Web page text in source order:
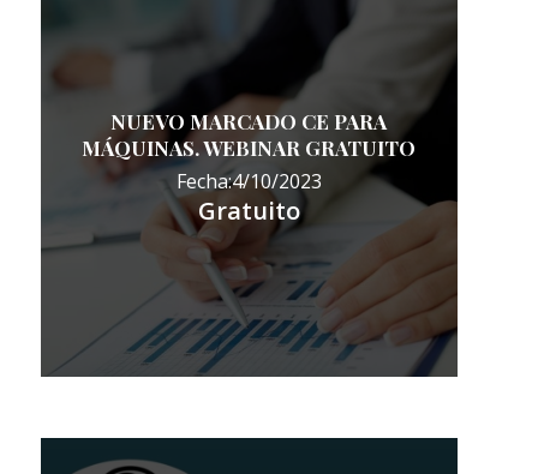
NUEVO MARCADO CE PARA
MÁQUINAS. WEBINAR GRATUITO
Fecha:4/10/2023
Gratuito